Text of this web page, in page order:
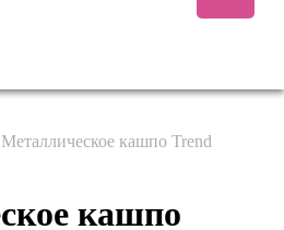
Металлическое кашпо Trend
кашпо